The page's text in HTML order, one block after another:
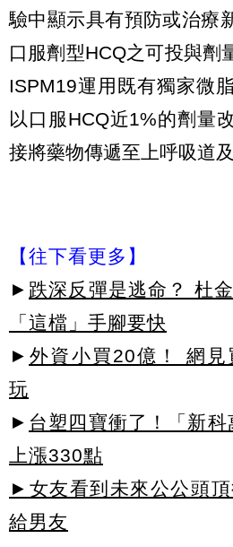
驗中顯示具有預防或治療
口服劑型HCQ之可投與劑
ISPM19運用既有獨家微
以口服HCQ近1%的劑量
接將藥物傳遞至上呼吸道及
【往下看更多】
► 跌深反彈是逃命？ 杜
「這檔」手腳要快
► 外資小買20億！ 網見
玩
► 台塑四寶衝了！「新
上漲330點
►女友看到未來公公頭
給男友